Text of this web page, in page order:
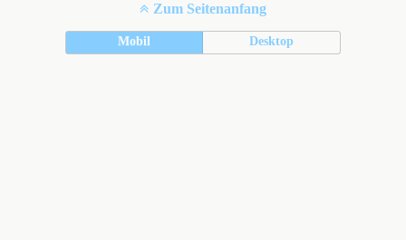
Zum Seitenanfang
Mobil Desktop